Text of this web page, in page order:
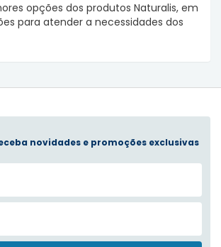
opções dos produtos Naturalis, em
para atender a necessidades dos
novidades e promoções exclusivas